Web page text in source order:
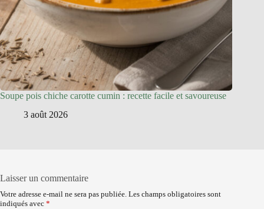
Soupe pois chiche carotte cumin : recette facile et savoureuse
3 août 2026
Laisser un commentaire
Votre adresse e-mail ne sera pas publiée. Les champs obligatoires sont
indiqués avec *